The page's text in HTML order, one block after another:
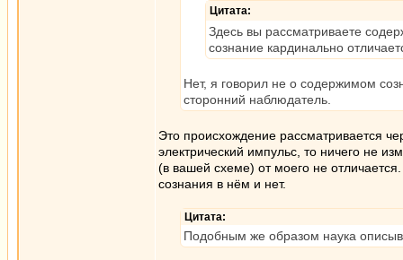
Цитата:
Здесь вы рассматриваете
сознание кардинально
Нет, я говорил не о содержимом
сторонний наблюдатель.
Это происхождение рассматривается
электрический импульс, то ничего не
(в вашей схеме) от моего не
сознания в нём и нет.
Цитата:
Подобным же образом наука